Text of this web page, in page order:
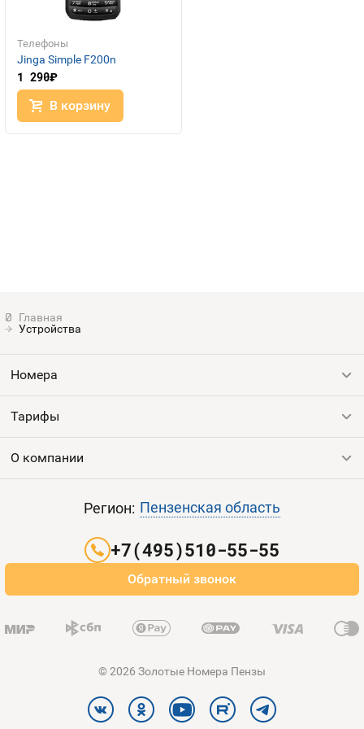
Устройства
Устройства
Телефоны
Jinga Simple F200n
1 290руб.
В корзину
Номера
Все номера
Тарифы
Выгодные тарифы
О компании
Оплата и доставка
Регион: Пензенская область
+7(495)510-55-55
Обратный звонок
© 2026 Золотые Номера Пензы